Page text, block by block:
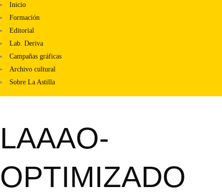
Inicio
Formación
Editorial
Lab. Deriva
Campañas gráficas
Archivo cultural
Sobre La Astilla
LAAAO-
OPTIMIZADO